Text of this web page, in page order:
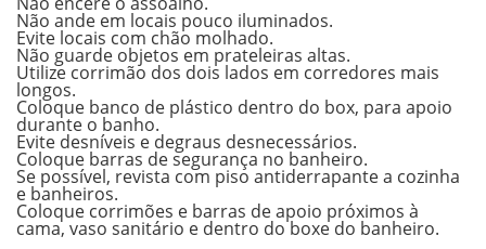
Não ande em locais pouco iluminados.
Evite locais com chão molhado.
Não guarde objetos em prateleiras altas.
Utilize corrimão dos dois lados em corredores mais
longos.
Coloque banco de plástico dentro do box, para apoio
durante o banho.
Evite desníveis e degraus desnecessários.
Coloque barras de segurança no banheiro.
Se possível, revista com piso antiderrapante a cozinha
e banheiros.
Coloque corrimões e barras de apoio próximos à
cama, vaso sanitário e dentro do boxe do banheiro.